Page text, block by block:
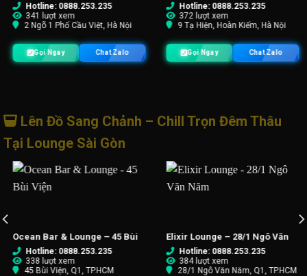
Hotline: 0888.253.235
372 lượt xem
9 Tạ Hiện, Hoàn Kiếm, Hà Nội
Gọi Ngay Chat Zalo
Hotline: 0888.253.235
326 lượt xem
58 Xã Đàn, Đống Đa, Hà Nội
Gọi Ngay Chat Zalo
Lên Đồ Sang Chảnh – Chill Trọn Đêm Thâu
Tại Lounge Sài Gòn
Lounge – 28/1 Ngô Văn
Hotline: 0888.253.235
384 lượt xem
28/1 Ngô Văn Năm, Q1, TP.HCM
Cairo Lounge Bar – 60 Tôn
Thất Thiệp
Hotline: 0888.253.235
372 lượt xem
60 Tôn Thất Thiệp, Q1, TP. HCM